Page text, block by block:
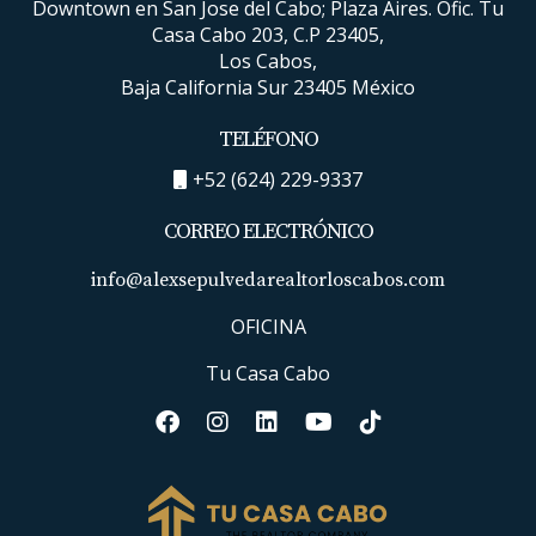
ofreciendo un servicio integral y de calidad mundial.
Su experiencia en el sector y su capacidad para
gestionar transacciones complejas en un mercado
para quienes buscan éxito en sus inversiones
inmobiliarias en Los Cabos.
Si estás listo para iniciar tu experiencia en el
mercado inmobiliario de lujo en Los Cabos,
recibir la mejor asesoría.
Downtown en San Jose del Cabo; Plaza Aires. Ofic. Tu
Casa Cabo 203, C.P 23405,
Los Cabos,
Baja California Sur 23405 México
TELÉFONO
+52 (624) 229-9337
CORREO ELECTRÓNICO
info@alexsepulvedarealtorloscabos.com
OFICINA
Tu Casa Cabo